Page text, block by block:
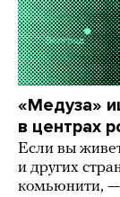
«Медуза»
в центрах
Если вы
и других
комьюнити,